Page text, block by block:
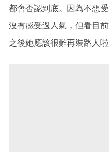
都會否認到底。因為不想
沒有感受過人氣，但看目
之後她應該很難再裝路人